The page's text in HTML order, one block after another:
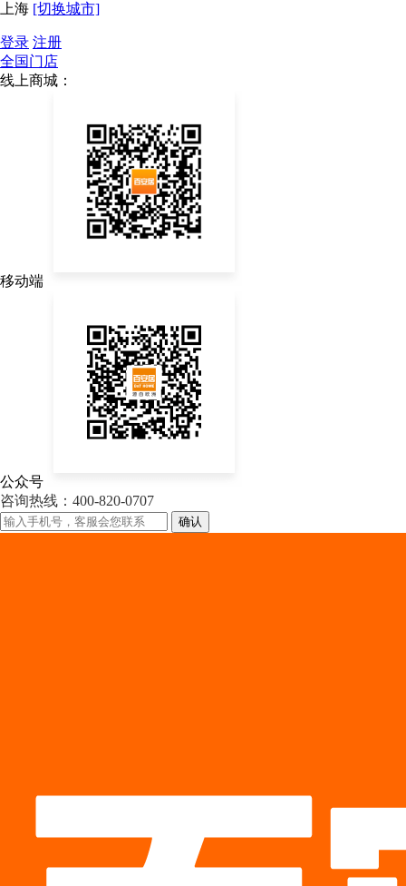
上海 [切换城市]
登录 注册
全国门店
线上商城：
移动端
公众号
咨询热线：400-820-0707
确认